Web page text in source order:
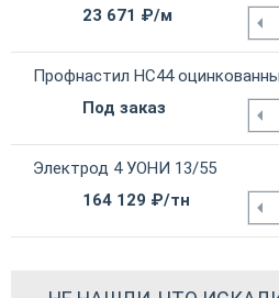
23 671 ₽/м
Профнастил НС44
Под заказ
Электрод 4 УОНИ 13/55
164 129 ₽/тн